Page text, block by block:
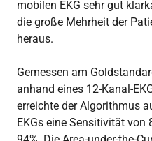
mobilen EKG sehr gut
die große Mehrheit der
heraus.
Gemessen am
anhand eines 12-Kanal-
erreichte der Algorithmus
EKGs eine Sensitivität von